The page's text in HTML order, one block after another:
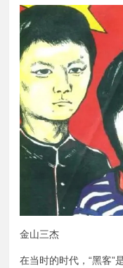
金山三杰
在当时的时代，“黑客”